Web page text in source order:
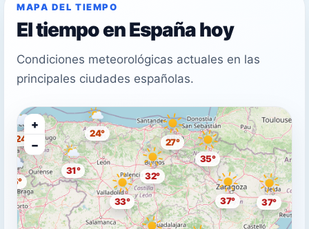
MAPA DEL TIEMPO
El tiempo en España hoy
Condiciones meteorológicas actuales en las
principales ciudades españolas.
37°
27°
33°
25°
24°
24°
35°
32°
37°
31°
+
−